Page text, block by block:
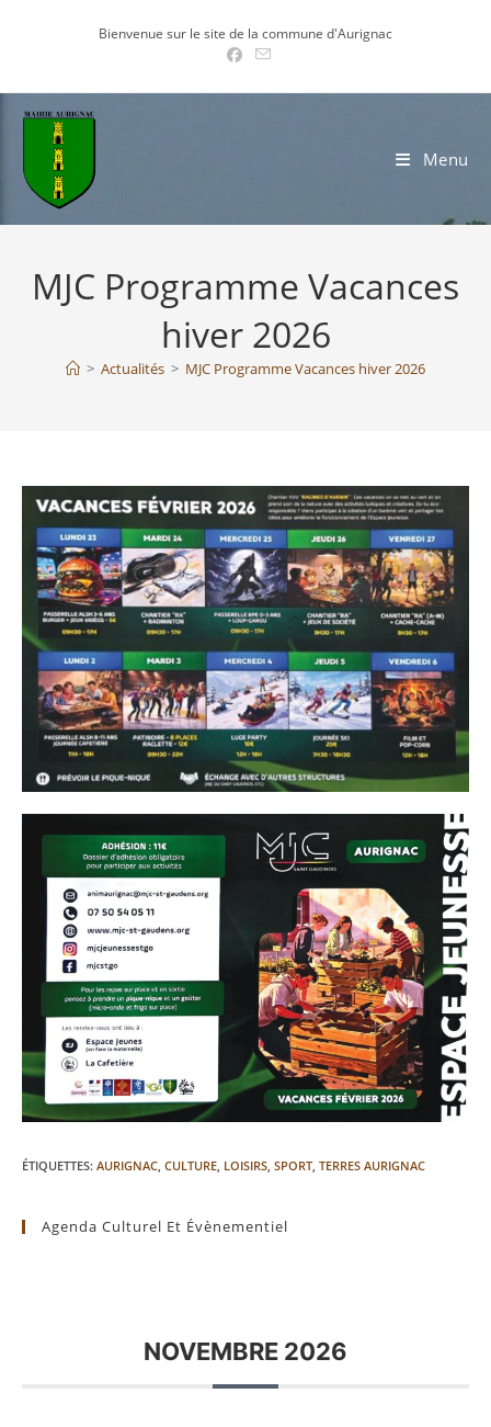
Bienvenue sur le site de la commune d'Aurignac
Menu
MJC Programme Vacances
hiver 2026
> Actualités > MJC Programme Vacances hiver 2026
ÉTIQUETTES: AURIGNAC CULTURE LOISIRS SPORT TERRES AURIGNAC
Agenda Culturel Et Évènementiel
NOVEMBRE 2026